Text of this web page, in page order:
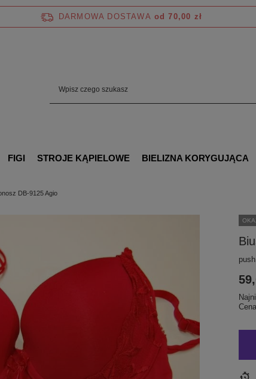
DARMOWA DOSTAWA od 70,00 zł
FIGI STROJE KĄPIELOWE BIELIZNA KORYGUJĄCA
DB-9125 Agio